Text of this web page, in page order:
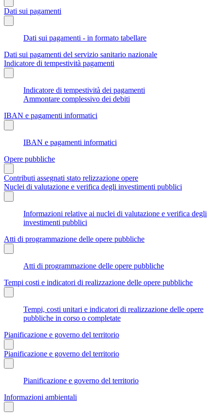
Dati sui pagamenti
Dati sui pagamenti - in formato tabellare
Dati sui pagamenti del servizio sanitario nazionale
Indicatore di tempestività pagamenti
Indicatore di tempestività dei pagamenti
Ammontare complessivo dei debiti
IBAN e pagamenti informatici
IBAN e pagamenti informatici
Opere pubbliche
Contributi assegnati stato relizzazione opere
Nuclei di valutazione e verifica degli investimenti pubblici
Informazioni relative ai nuclei di valutazione e verifica degli
investimenti pubblici
Atti di programmazione delle opere pubbliche
Atti di programmazione delle opere pubbliche
Tempi costi e indicatori di realizzazione delle opere pubbliche
Tempi, costi unitari e indicatori di realizzazione delle opere
pubbliche in corso o completate
Pianificazione e governo del territorio
Pianificazione e governo del territorio
Pianificazione e governo del territorio
Informazioni ambientali